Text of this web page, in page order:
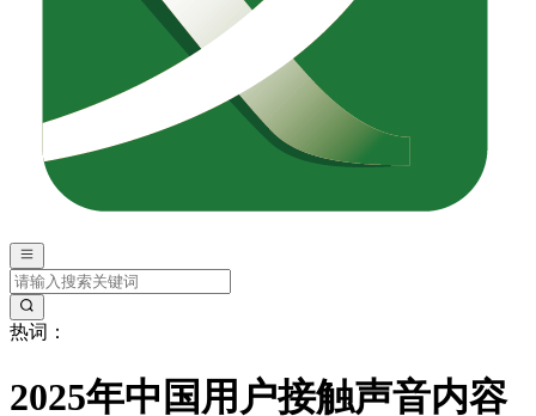
热词：
2025年中国用户接触声音内容